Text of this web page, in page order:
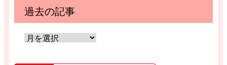
過去の記事